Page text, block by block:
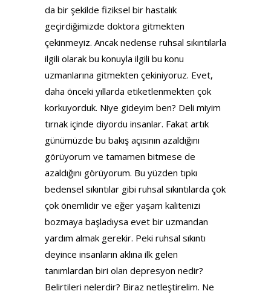
da bir şekilde fiziksel bir hastalık
geçirdiğimizde doktora gitmekten
çekinmeyiz. Ancak nedense ruhsal sıkıntılarla
ilgili olarak bu konuyla ilgili bu konu
uzmanlarına gitmekten çekiniyoruz. Evet,
daha önceki yıllarda etiketlenmekten çok
korkuyorduk. Niye gideyim ben? Deli miyim
tırnak içinde diyordu insanlar. Fakat artık
günümüzde bu bakış açısının azaldığını
görüyorum ve tamamen bitmese de
azaldığını görüyorum. Bu yüzden tıpkı
bedensel sıkıntılar gibi ruhsal sıkıntılarda çok
çok önemlidir ve eğer yaşam kalitenizi
bozmaya başladıysa evet bir uzmandan
yardım almak gerekir. Peki ruhsal sıkıntı
deyince insanların aklına ilk gelen
tanımlardan biri olan depresyon nedir?
Belirtileri nelerdir? Biraz netleştirelim. Ne